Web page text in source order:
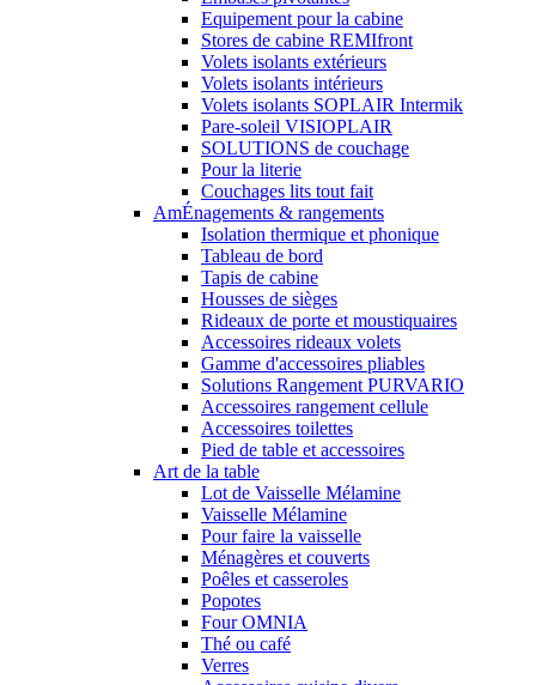
Equipement pour la cabine
Stores de cabine REMIfront
Volets isolants extérieurs
Volets isolants intérieurs
Volets isolants SOPLAIR Intermik
Pare-soleil VISIOPLAIR
SOLUTIONS de couchage
Pour la literie
Couchages lits tout fait
AmÉnagements & rangements
Isolation thermique et phonique
Tableau de bord
Tapis de cabine
Housses de sièges
Rideaux de porte et moustiquaires
Accessoires rideaux volets
Gamme d'accessoires pliables
Solutions Rangement PURVARIO
Accessoires rangement cellule
Accessoires toilettes
Pied de table et accessoires
Art de la table
Lot de Vaisselle Mélamine
Vaisselle Mélamine
Pour faire la vaisselle
Ménagères et couverts
Poêles et casseroles
Popotes
Four OMNIA
Thé ou café
Verres